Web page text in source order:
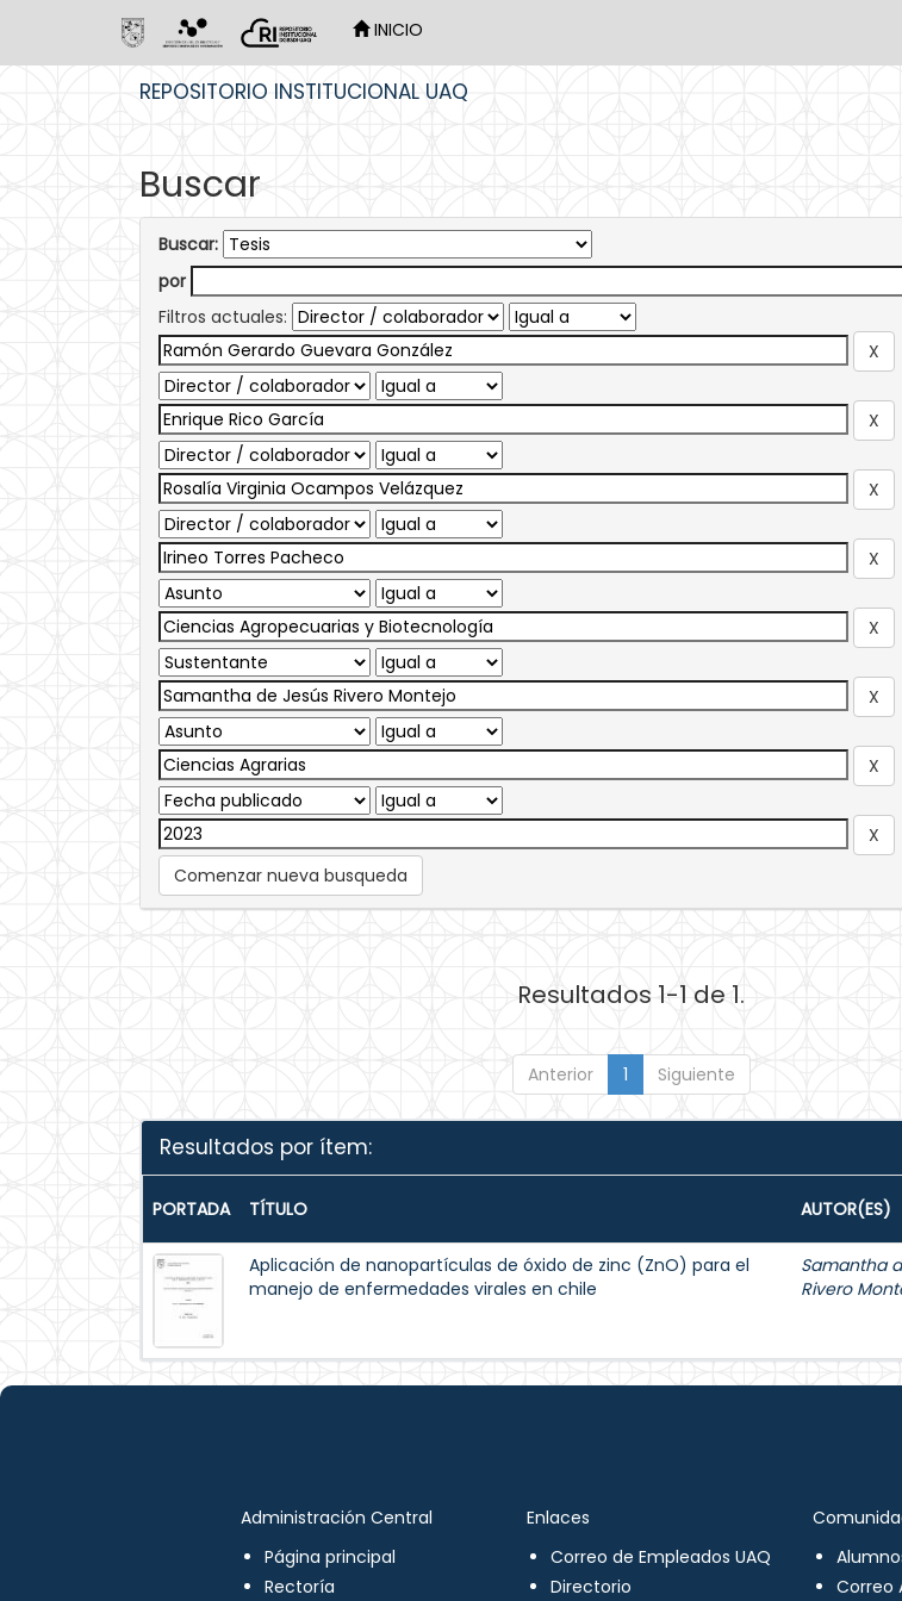
INICIO
REPOSITORIO INSTITUCIONAL UAQ
Buscar
Buscar:
por
Filtros actuales:
Comenzar nueva busqueda
Resultados 1-1 de 1.
Anterior 1 Siguiente
Resultados por ítem:
PORTADA TÍTULO AUTOR(ES)
Aplicación de nanopartículas de óxido de zinc (ZnO) para el
manejo de enfermedades virales en chile
Samantha
Rivero
Administración Central
Página principal
Rectoría
Enlaces
Correo de Empleados UAQ
Directorio
Correo